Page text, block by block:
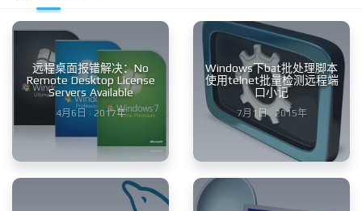
远程桌面报错解决：No
Remote Desktop License
Servers Available
4月6日 · 2017年
Windows下bat批处理脚本
使用telnet批量检测远程端
口小记
7月1日 · 2015年